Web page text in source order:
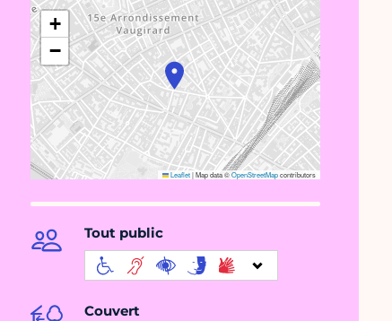
+
−
Leaflet|Map data ©OpenStreetMapcontributors
Tout public
Couvert